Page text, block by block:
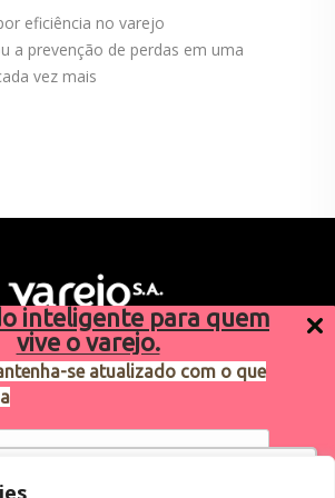
inteligente para quem
vive o varejo.
se atualizado com o que
para oferecer melhor
eficiência no varejo
a prevenção de perdas em uma
vez mais
Sugestões de pauta
varejosa@cndl.org.br